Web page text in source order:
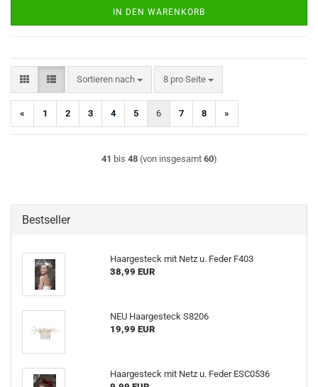
IN DEN WARENKORB
Sortieren nach
Sortieren nach 8 pro Seite
pro Seite
« 1 2 3 4 5 6 7 8 »
41 bis 48(von insgesamt 60)
Bestseller
Haargesteck mit Netz u. Feder F403
38,99 EUR
NEU Haargesteck S8206
19,99 EUR
Haargesteck mit Netz u. Feder ESC0536